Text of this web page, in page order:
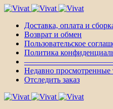
Доставка, оплата и
Возврат и обмен
Пользовательское
Политика
Недавно просмотренные
Отследить заказ